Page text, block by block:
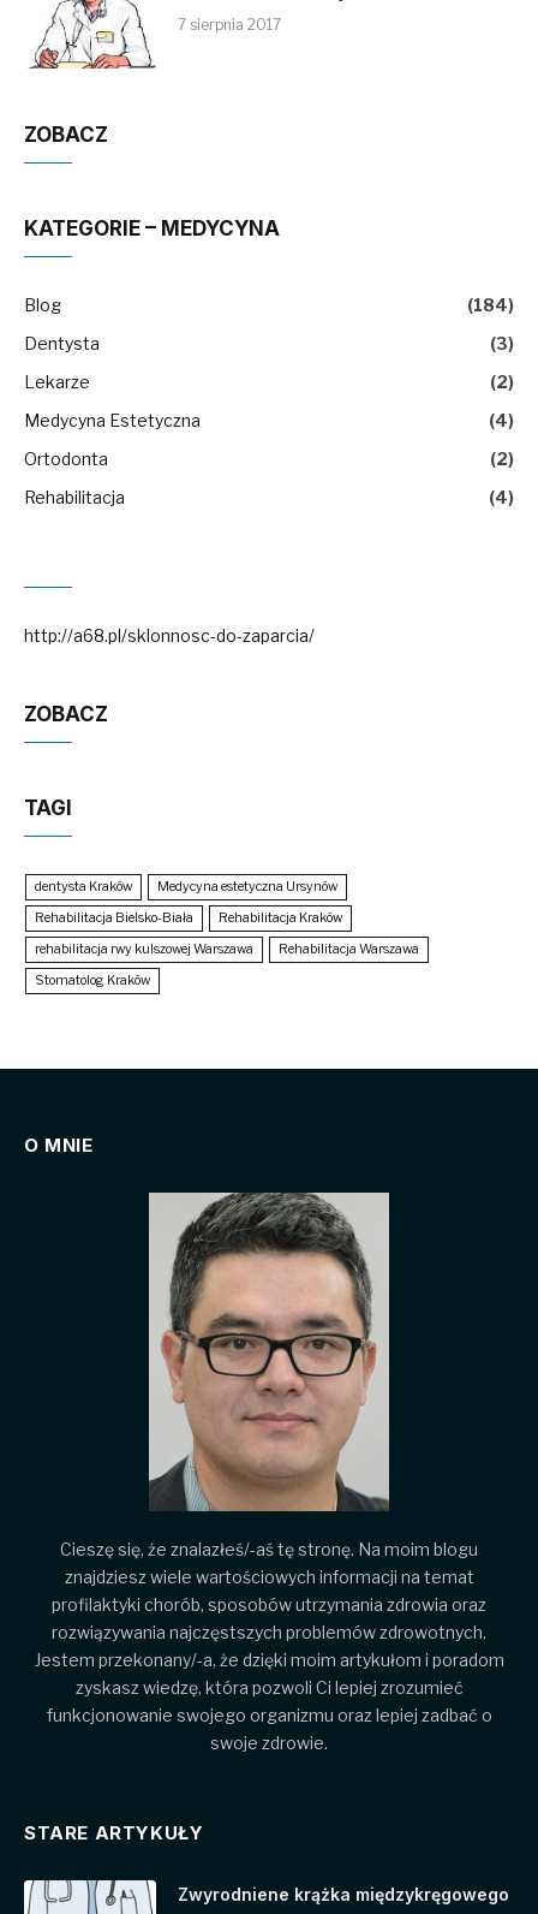
7 sierpnia 2017
ZOBACZ
KATEGORIE – MEDYCYNA
Blog
(184)
Dentysta
(3)
Lekarze
(2)
Medycyna Estetyczna
(4)
Ortodonta
(2)
Rehabilitacja
(4)
http://a68.pl/sklonnosc-do-zaparcia/
ZOBACZ
TAGI
dentysta Kraków
Medycyna estetyczna Ursynów
Rehabilitacja Bielsko-Biała
Rehabilitacja Kraków
rehabilitacja rwy kulszowej Warszawa
Rehabilitacja Warszawa
Stomatolog Kraków
O MNIE
Cieszę się, że znalazłeś/-aś tę stronę. Na moim blogu
znajdziesz wiele wartościowych informacji na temat
profilaktyki chorób, sposobów utrzymania zdrowia oraz
rozwiązywania najczęstszych problemów zdrowotnych.
Jestem przekonany/-a, że dzięki moim artykułom i poradom
zyskasz wiedzę, która pozwoli Ci lepiej zrozumieć
funkcjonowanie swojego organizmu oraz lepiej zadbać o
swoje zdrowie.
STARE ARTYKUŁY
Zwyrodniene krążka międzykręgowego